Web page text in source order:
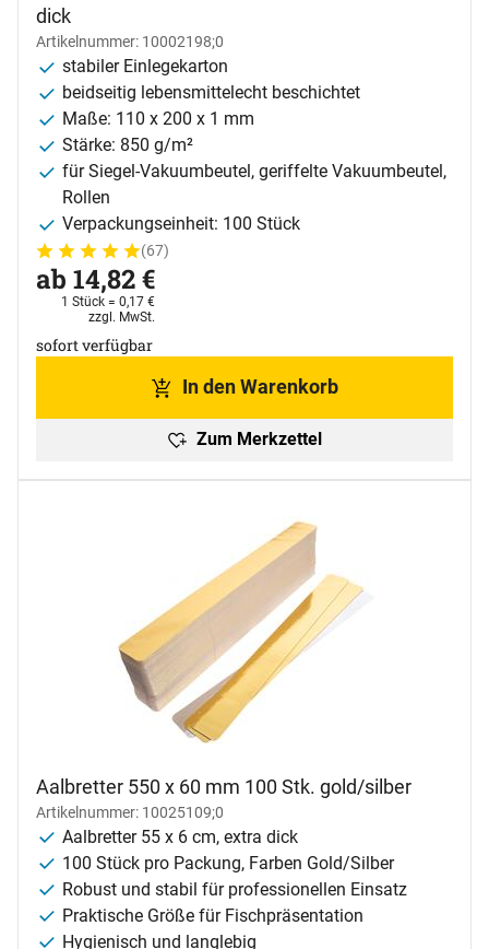
dick
Artikelnummer: 10002198;0
stabiler Einlegekarton
beidseitig lebensmittelecht beschichtet
Maße: 110 x 200 x 1 mm
Stärke: 850 g/m²
für Siegel-Vakuumbeutel, geriffelte Vakuumbeutel,
Rollen
Verpackungseinheit: 100 Stück
Bewertung: 5 von 5 (67 Bewertungen)
67 Bewertungen
(67)
ab:
ab 14,82€
1 Stück = 0,17 €
Steuerhinweis:
zzgl. MwSt.
sofort verfügbar
In den Warenkorb
Zum Merkzettel
Aalbretter 550 x 60 mm 100 Stk. gold/silber
Artikelnummer: 10025109;0
Aalbretter 55 x 6 cm, extra dick
100 Stück pro Packung, Farben Gold/Silber
Robust und stabil für professionellen Einsatz
Praktische Größe für Fischpräsentation
Hygienisch und langlebig